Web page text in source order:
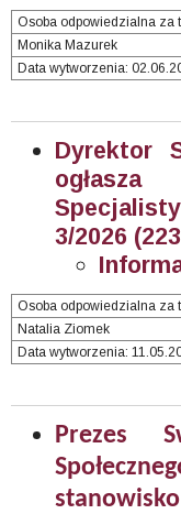
Osoba odpowiedzialna za
Monika Mazurek
Data wytworzenia:
Dyrektor
3/2026
Osoba odpowiedzialna za
Natalia Ziomek
Data wytworzenia:
Prezes